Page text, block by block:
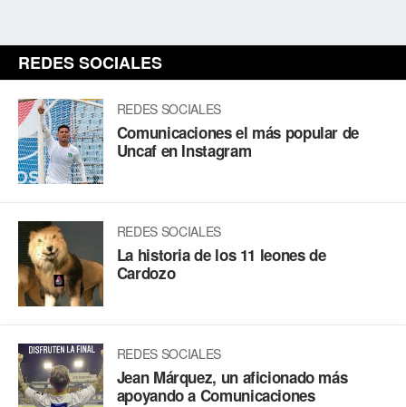
REDES SOCIALES
REDES SOCIALES
Comunicaciones el más popular de
Uncaf en Instagram
REDES SOCIALES
La historia de los 11 leones de
Cardozo
REDES SOCIALES
Jean Márquez, un aficionado más
apoyando a Comunicaciones